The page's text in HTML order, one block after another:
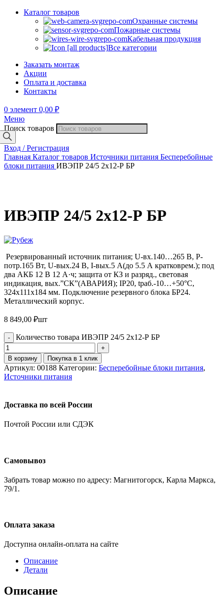
Каталог товаров
Охранные системы
Пожарные системы
Кабельная продукция
Все категории
Заказать монтаж
Акции
Оплата и доставка
Контакты
0 элемент 0,00 ₽
Меню
Поиск товаров
Вход / Регистрация
Главная Каталог товаров Источники питания Бесперебойные
блоки питания ИВЭПР 24/5 2х12-Р БР
ИВЭПР 24/5 2х12-Р БР
Резервированный источник питания; U-вх.140…265 В, P-
потр.165 Вт, U-вых.24 В, I-вых.5 А(до 5.5 А кратковрем.); под
два АКБ 12 В 12 А·ч; защита от КЗ и разряд., световая
индикация, вых.”СК”(АВАРИЯ); IP20, tраб.-10…+50°С,
324х111х184 мм. Подключение резервного блока БР24.
Металлический корпус.
8 849,00 ₽шт
Количество товара ИВЭПР 24/5 2х12-Р БР
В корзину Покупка в 1 клик
Артикул: 00188 Категории: Бесперебойные блоки питания,
Источники питания
Доставка по всей России
Почтой России или СДЭК
Самовывоз
Забрать товар можно по адресу: Магнитогорск, Карла Маркса,
79/1.
Оплата заказа
Доступна онлайн-оплата на сайте
Описание
Детали
Описание